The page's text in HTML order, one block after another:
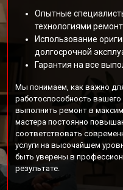
Опытные
технологиями
Использование
долгосрочной
Гарантия на все
Мы понимаем, как важно
работоспособность
выполнить ремонт в
мастера постоянно
соответствовать
услуги на высочайшем
быть уверены в
результате.